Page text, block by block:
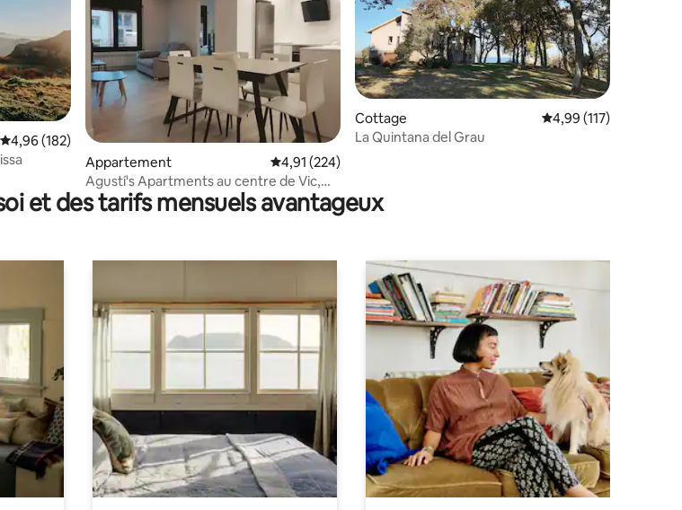
: 4,93 sur 5
Évaluation moyenne sur la base de 182 commentaires : 4,96 sur 5
4,96 (182)
Appartement Évaluation moyenne sur la base de 224 commentaires : 4,91 sur 5
4,91 (224)
Agustí's Apartments au centre de Vic,
Nous vous...
Cottage Évaluation moyenne
4,99 (117)
La Quintana del Grau
et des tarifs mensuels avantageux